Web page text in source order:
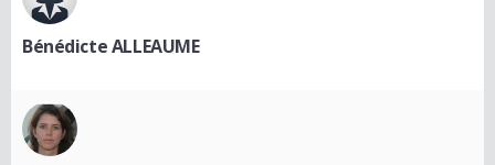
Bénédicte ALLEAUME